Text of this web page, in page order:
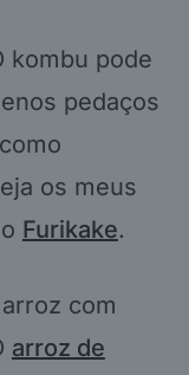
kombu pode
pedaços
os meus
Furikake.
com
arroz de